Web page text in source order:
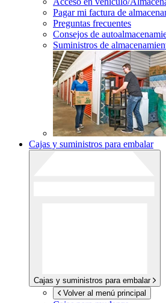
Pagar mi factura de
Preguntas frecuentes
Consejos de
Suministros de
Cajas y suministros para embalar
Cajas y suministros para embalar
Volver al menú principal